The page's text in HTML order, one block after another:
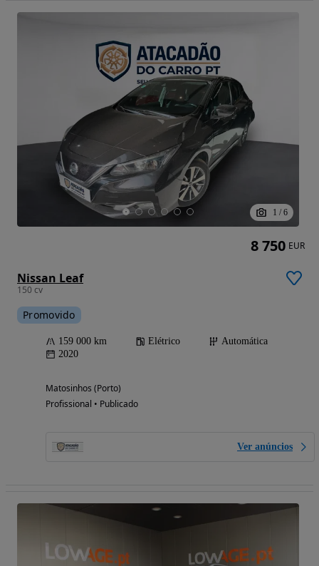
1 / 6
Nissan Leaf
150 cv
Promovido
159 000 km Elétrico
Automática
2020
Matosinhos (Porto)
Profissional • Publicado
Ver anúncios
8 750 EUR